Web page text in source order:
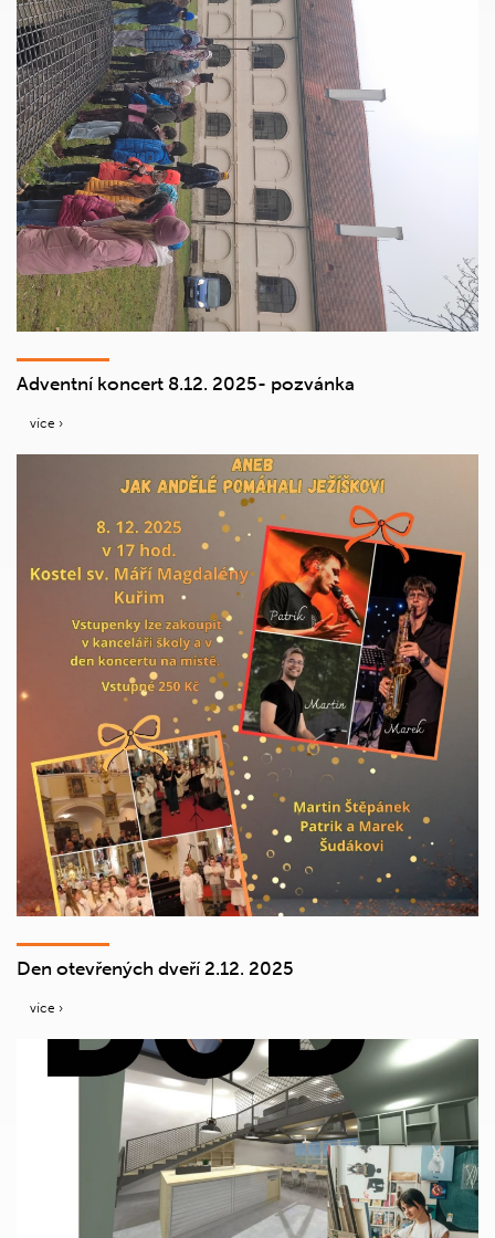
Adventní koncert 8.12. 2025- pozvánka
více ›
Den otevřených dveří 2.12. 2025
více ›